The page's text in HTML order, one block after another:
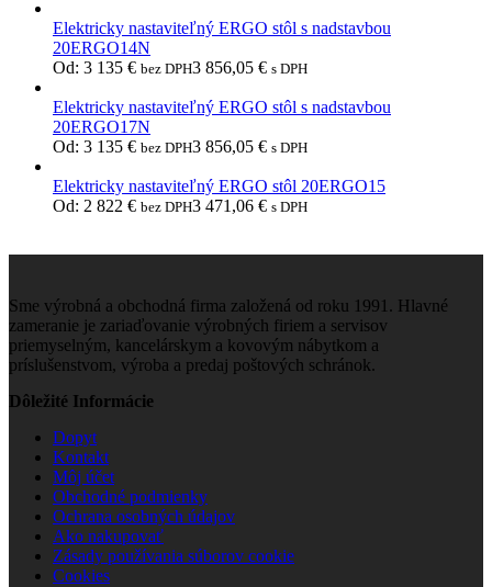
Elektricky nastaviteľný ERGO stôl s nadstavbou
20ERGO14N
Od: 3 135 € bez DPH3 856,05 € s DPH
Elektricky nastaviteľný ERGO stôl s nadstavbou
20ERGO17N
Od: 3 135 € bez DPH3 856,05 € s DPH
Elektricky nastaviteľný ERGO stôl 20ERGO15
Od: 2 822 € bez DPH3 471,06 € s DPH
Sme výrobná a obchodná firma založená od roku 1991. Hlavné
zameranie je zariaďovanie výrobných firiem a servisov
priemyselným, kancelárskym a kovovým nábytkom a
príslušenstvom, výroba a predaj poštových schránok.
Dôležité Informácie
Dopyt
Kontakt
Môj účet
Obchodné podmienky
Ochrana osobných údajov
Ako nakupovať
Zásady používania súborov cookie
Cookies